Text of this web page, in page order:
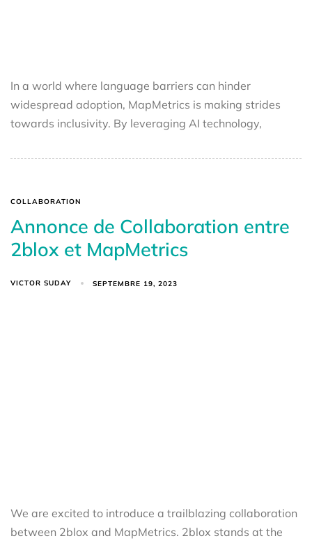
In a world where language barriers can hinder
widespread adoption, MapMetrics is making strides
towards inclusivity. By leveraging AI technology,
COLLABORATION
Annonce de Collaboration entre
2blox et MapMetrics
VICTOR SUDAY SEPTEMBRE 19, 2023
We are excited to introduce a trailblazing collaboration
between 2blox and MapMetrics. 2blox stands at the